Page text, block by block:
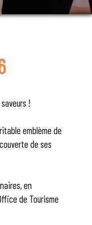
!
emblème de
de ses
en
de Tourisme